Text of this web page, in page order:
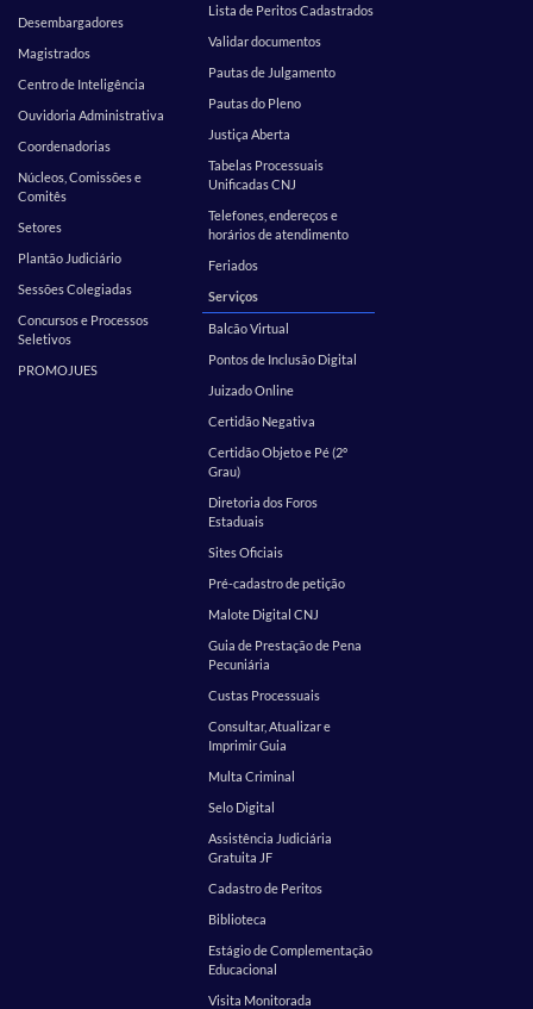
Desembargadores
Magistrados
Centro de Inteligência
Ouvidoria Administrativa
Coordenadorias
Núcleos, Comissões e
Comitês
Setores
Plantão Judiciário
Sessões Colegiadas
Concursos e Processos
Seletivos
PROMOJUES
Lista de Peritos Cadastrados
Validar documentos
Pautas de Julgamento
Pautas do Pleno
Justiça Aberta
Tabelas Processuais
Unificadas CNJ
Telefones, endereços e
horários de atendimento
Feriados
Serviços
Balcão Virtual
Pontos de Inclusão Digital
Juizado Online
Certidão Negativa
Certidão Objeto e Pé (2º
Grau)
Diretoria dos Foros
Estaduais
Sites Oficiais
Pré-cadastro de petição
Malote Digital CNJ
Guia de Prestação de Pena
Pecuniária
Custas Processuais
Consultar, Atualizar e
Imprimir Guia
Multa Criminal
Selo Digital
Assistência Judiciária
Gratuita JF
Cadastro de Peritos
Biblioteca
Estágio de Complementação
Educacional
Visita Monitorada